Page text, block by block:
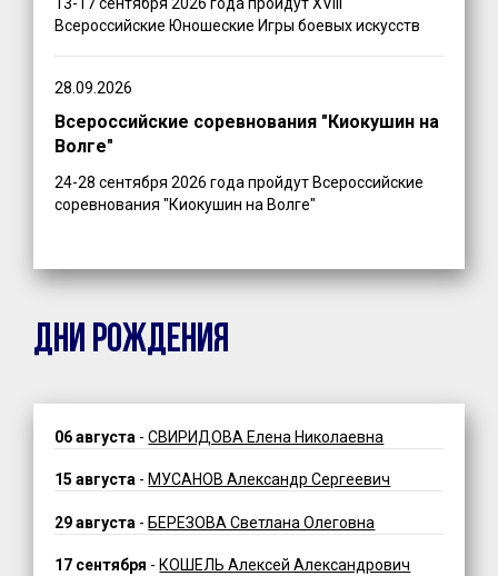
Всероссийские Юношеские Игры боевых искусств
28.09.2026
Всероссийские соревнования "Киокушин на
Волге"
24-28 сентября 2026 года пройдут Всероссийские
соревнования "Киокушин на Волге"
ДНИ РОЖДЕНИЯ
06 августа -СВИРИДОВА Елена Николаевна
15 августа - МУСАНОВ Александр Сергеевич
29 августа - БЕРЕЗОВА Светлана Олеговна
17 сентября - КОШЕЛЬ Алексей Александрович